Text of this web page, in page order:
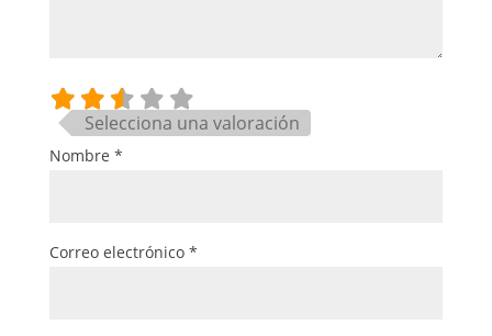
Selecciona una valoración
Nombre *
Correo electrónico *